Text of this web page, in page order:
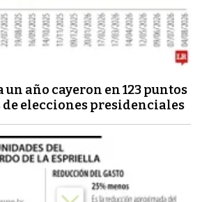
un año cayeron en 123 puntos
de elecciones presidenciales